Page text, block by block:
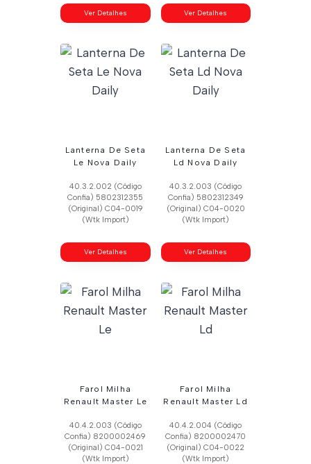
Ver Detalhes Ver Detalhes
Lanterna De Seta
Le Nova Daily
40.3.2.002 (Código
Confia) 5802312355
(Original) C04-0019
(Wtk Import)
Ver Detalhes
Lanterna De Seta
Ld Nova Daily
40.3.2.003 (Código
Confia) 5802312349
(Original) C04-0020
(Wtk Import)
Ver Detalhes
Farol Milha
Renault Master Le
40.4.2.003 (Código
Confia) 8200002469
(Original) C04-0021
(Wtk Import)
Farol Milha
Renault Master Ld
40.4.2.004 (Código
Confia) 8200002470
(Original) C04-0022
(Wtk Import)